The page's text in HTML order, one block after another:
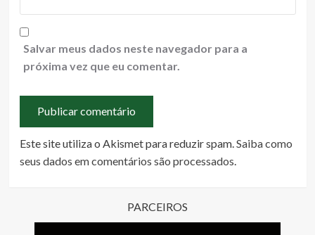
Salvar meus dados neste navegador para a
próxima vez que eu comentar.
Este site utiliza o Akismet para reduzir spam.Saiba como
seus dados em comentários são processados.
PARCEIROS